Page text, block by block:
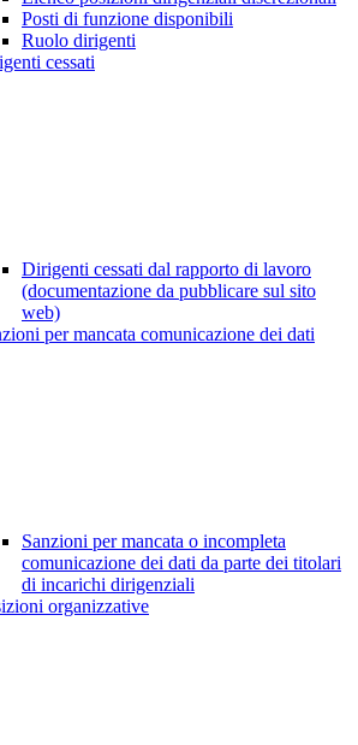
Posti di funzione disponibili
Ruolo dirigenti
cessati
Dirigenti cessati dal rapporto di lavoro
(documentazione da pubblicare sul sito
web)
per mancata comunicazione dei dati
Sanzioni per mancata o incompleta
comunicazione dei dati da parte dei titolari
di incarichi dirigenziali
organizzative